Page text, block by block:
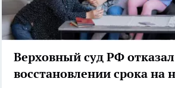
Верховный суд РФ
восстановлении срока на